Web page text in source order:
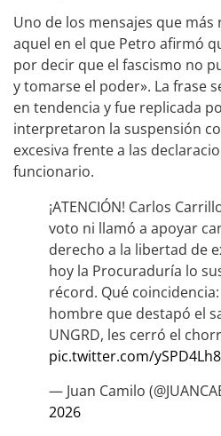
Uno de los mensajes que
aquel en el que Petro afirmó
por decir que el fascismo no
y tomarse el poder». La frase
en tendencia y fue replicada
interpretaron la suspensión
excesiva frente a las
funcionario.
¡ATENCIÓN! Carlos
voto ni llamó a apoyar
derecho a la libertad de
hoy la Procuraduría lo
récord. Qué
hombre que destapó el
UNGRD, les cerró el
pic.twitter.com/
— Juan Camilo
2026